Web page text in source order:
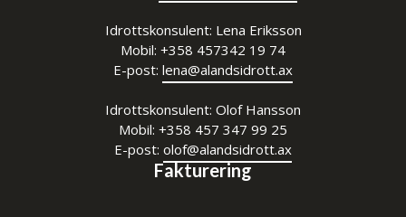
Idrottskonsulent: Lena Eriksson
Mobil: +358 457342 19 74
E-post: lena@alandsidrott.ax
Idrottskonsulent: Olof Hansson
Mobil: +358 457 347 99 25
E-post: olof@alandsidrott.ax
Fakturering